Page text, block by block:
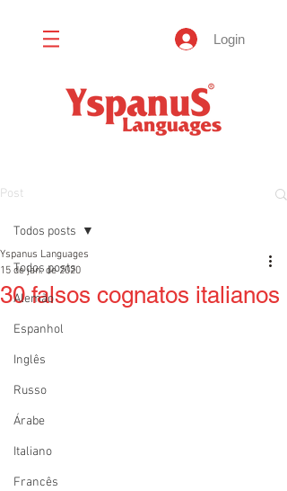
Login
Post
Todos posts
Alemão
Espanhol
Inglês
Russo
Árabe
Italiano
Francês
Todos posts
30 falsos cognatos italianos
Yspanus Languages
15 de jan. de 2020